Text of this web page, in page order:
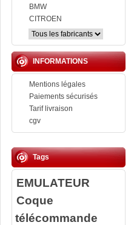
BMW
CITROEN
INFORMATIONS
Mentions légales
Paiements sécurisés
Tarif livraison
cgv
Tags
EMULATEUR
Coque
télécommande